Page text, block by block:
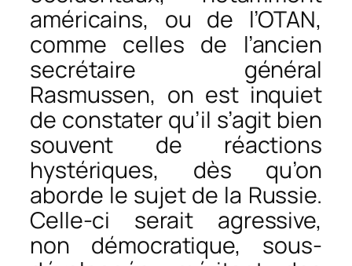
américains, ou de l’OTAN,
comme celles de l’ancien
secrétaire général
Rasmussen, on est inquiet
de constater qu’il s’agit bien
souvent de réactions
hystériques, dès qu’on
aborde le sujet de la Russie.
Celle-ci serait agressive,
non démocratique, sous-